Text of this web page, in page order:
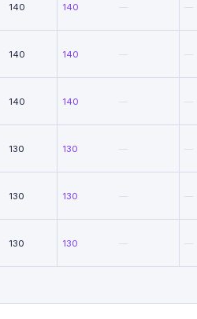
140 140
140 140
140 140
130 130
130 130
130 130
— —
— —
— —
— —
— —
— —